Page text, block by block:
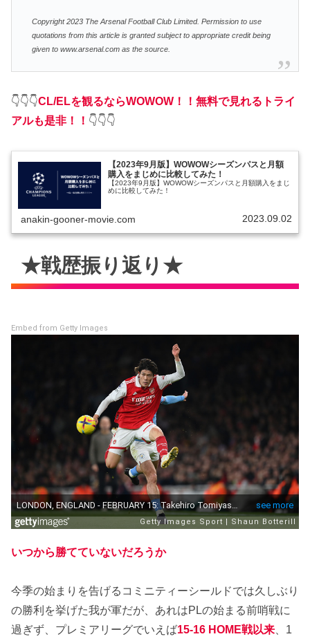
Copyright 2023 The Arsenal Football Club Limited. Permission to use
quotations from this article is granted subject to appropriate credit being
given to www.arsenal.com as the source.
👇👇👇CL/ELを観るならWOWOW！！無料で見れるトライ
アルも是非！！ 👇👇👇
【2023年9月版】WOWOWシーズンパスと月額
購入をまじめに比較してみた！
【2023年9月版】WOWOWシーズンパスと月額購入をまじ
めに比較してみた！
anakin-gooner-movie.com 2023.09.02
★戦歴振り返り★
Embed from Getty Images
いつから勝てていないだろうか
今季の始まりを告げるコミニティーシールドでは久しぶり
の勝利を挙げた我が軍だが、あれはPLの始まる前哨戦に
過ぎず、プレミアリーグでいえば15-16 HOME戦以来 、1